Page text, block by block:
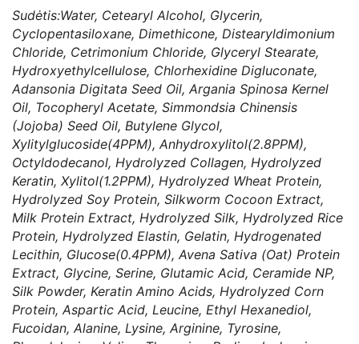
Sudėtis:Water, Cetearyl Alcohol, Glycerin,
Cyclopentasiloxane, Dimethicone, Distearyldimonium
Chloride, Cetrimonium Chloride, Glyceryl Stearate,
Hydroxyethylcellulose, Chlorhexidine Digluconate,
Adansonia Digitata Seed Oil, Argania Spinosa Kernel
Oil, Tocopheryl Acetate, Simmondsia Chinensis
(Jojoba) Seed Oil, Butylene Glycol,
Xylitylglucoside(4PPM), Anhydroxylitol(2.8PPM),
Octyldodecanol, Hydrolyzed Collagen, Hydrolyzed
Keratin, Xylitol(1.2PPM), Hydrolyzed Wheat Protein,
Hydrolyzed Soy Protein, Silkworm Cocoon Extract,
Milk Protein Extract, Hydrolyzed Silk, Hydrolyzed Rice
Protein, Hydrolyzed Elastin, Gelatin, Hydrogenated
Lecithin, Glucose(0.4PPM), Avena Sativa (Oat) Protein
Extract, Glycine, Serine, Glutamic Acid, Ceramide NP,
Silk Powder, Keratin Amino Acids, Hydrolyzed Corn
Protein, Aspartic Acid, Leucine, Ethyl Hexanediol,
Fucoidan, Alanine, Lysine, Arginine, Tyrosine,